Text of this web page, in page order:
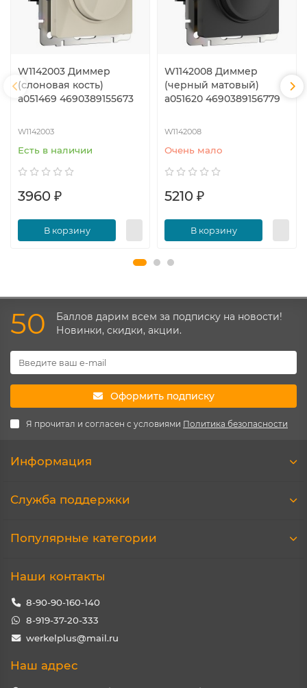
W1142003 Диммер
(слоновая кость)
a051469 4690389155673
W1142003
Есть в наличии
3960 ₽
В корзину
W1142008 Диммер
(черный матовый)
a051620 4690389156779
W1142008
Очень мало
5210 ₽
В корзину
50
Баллов дарим всем за подписку на новости!
Новинки, скидки, акции.
Оформить подписку
Я прочитал и согласен с условиями Политика безопасности
Информация
Служба поддержки
Популярные категории
Наши контакты
8-90-90-160-140
8-919-37-20-333
werkelplus@mail.ru
Наш адрес